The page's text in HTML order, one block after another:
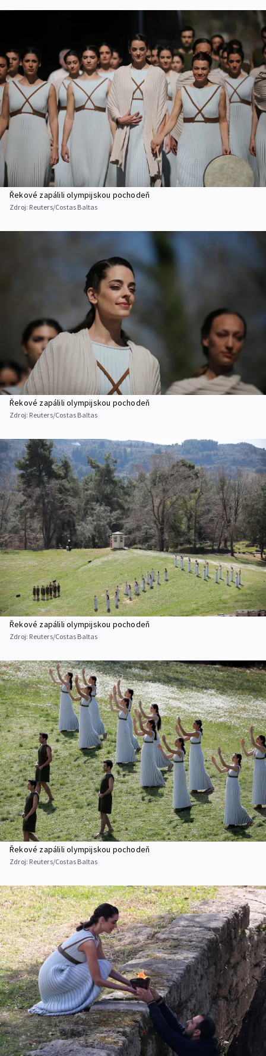
Řekové zapálili olympijskou pochodeň
Zdroj: Reuters/Costas Baltas
Řekové zapálili olympijskou pochodeň
Zdroj: Reuters/Costas Baltas
Řekové zapálili olympijskou pochodeň
Zdroj: Reuters/Costas Baltas
Řekové zapálili olympijskou pochodeň
Zdroj: Reuters/Costas Baltas